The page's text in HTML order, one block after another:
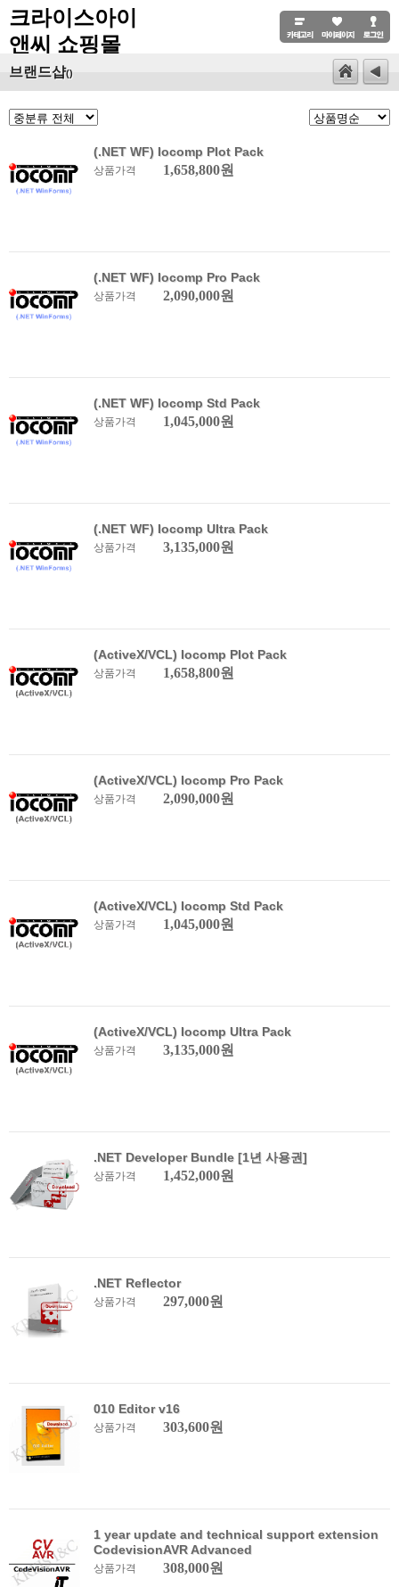
크라이스아이
앤씨 쇼핑몰
브랜드샵()
(.NET WF) Iocomp Plot Pack
상품가격 1,658,800원
(.NET WF) Iocomp Pro Pack
상품가격 2,090,000원
(.NET WF) Iocomp Std Pack
상품가격 1,045,000원
(.NET WF) Iocomp Ultra Pack
상품가격 3,135,000원
(ActiveX/VCL) Iocomp Plot Pack
상품가격 1,658,800원
(ActiveX/VCL) Iocomp Pro Pack
상품가격 2,090,000원
(ActiveX/VCL) Iocomp Std Pack
상품가격 1,045,000원
(ActiveX/VCL) Iocomp Ultra Pack
상품가격 3,135,000원
.NET Developer Bundle [1년 사용권]
상품가격 1,452,000원
.NET Reflector
상품가격 297,000원
010 Editor v16
상품가격 303,600원
1 year update and technical support extension
CodevisionAVR Advanced
상품가격 308,000원